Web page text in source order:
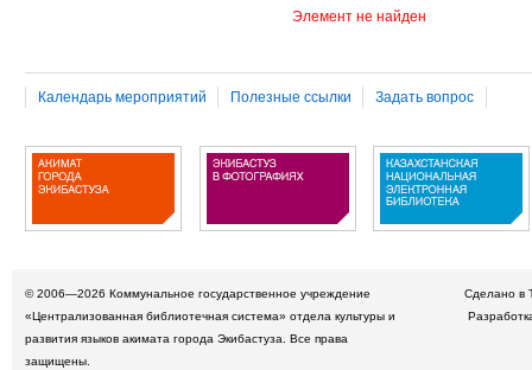
Элемент не найден
Календарь мероприятий Полезные ссылки Задать вопрос
© 2006—2026 Коммунальное государственное учреждение
«Централизованная библиотечная система» отдела культуры и
развития языков акимата города Экибастуза. Все права
защищены.
Сделано в